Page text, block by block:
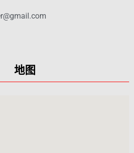
地图